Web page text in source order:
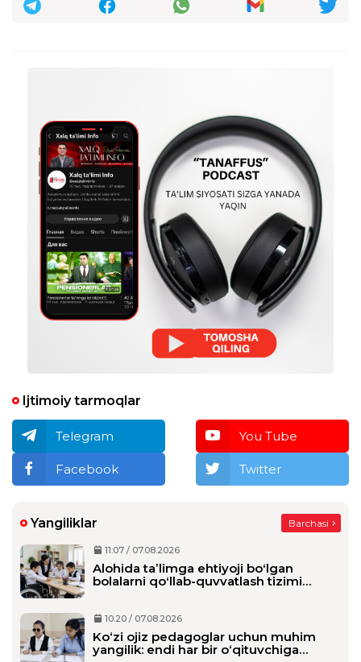
14:58:12 / 25.05.2025
Ўқувчиларимиз ҳатто мусиқа қўйиб рақсга
ҳам туша олмадилар. Махсус ички ишлар
ходимлари тадбирни тезкорлик билан
тугатишни талаб қилишди.
Битирувчиларнинг кайфиятлари бу
ҳолатдан кейин тушиб кетди.
Ўқувчиларимиз мактабни хурсанд
кайфиятда якунлай олмаганларидан
қаттиқ хафа бўлишди. Нега тенглик йўқ?
Жамиятимизда ҳар бир фуқаро тенг ҳуқуққа
эга эмасми?
taxrirlangan
Javob
Ijtimoiy tarmoqlar
Telegram You Tube
Facebook Twitter
Yangiliklar Barchasi
11:07 / 07.08.2026
Alohida taʼlimga ehtiyoji boʻlgan
bolalarni qoʻllab-quvvatlash tizimi
10:20 / 07.08.2026
Ko‘zi ojiz pedagoglar uchun muhim
yangilik: endi har bir o‘qituvchiga